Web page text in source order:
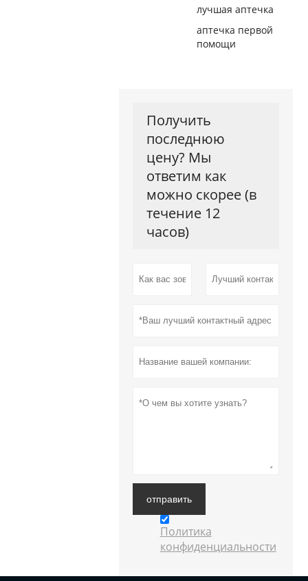
лучшая аптечка
аптечка первой
помощи
Получить
последнюю
цену? Мы
ответим как
можно скорее (в
течение 12
часов)
отправить
Политика
конфиденциальности